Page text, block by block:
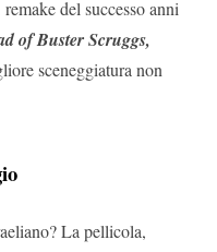
remake del successo anni
of Buster Scruggs,
sceneggiatura non
La pellicola,